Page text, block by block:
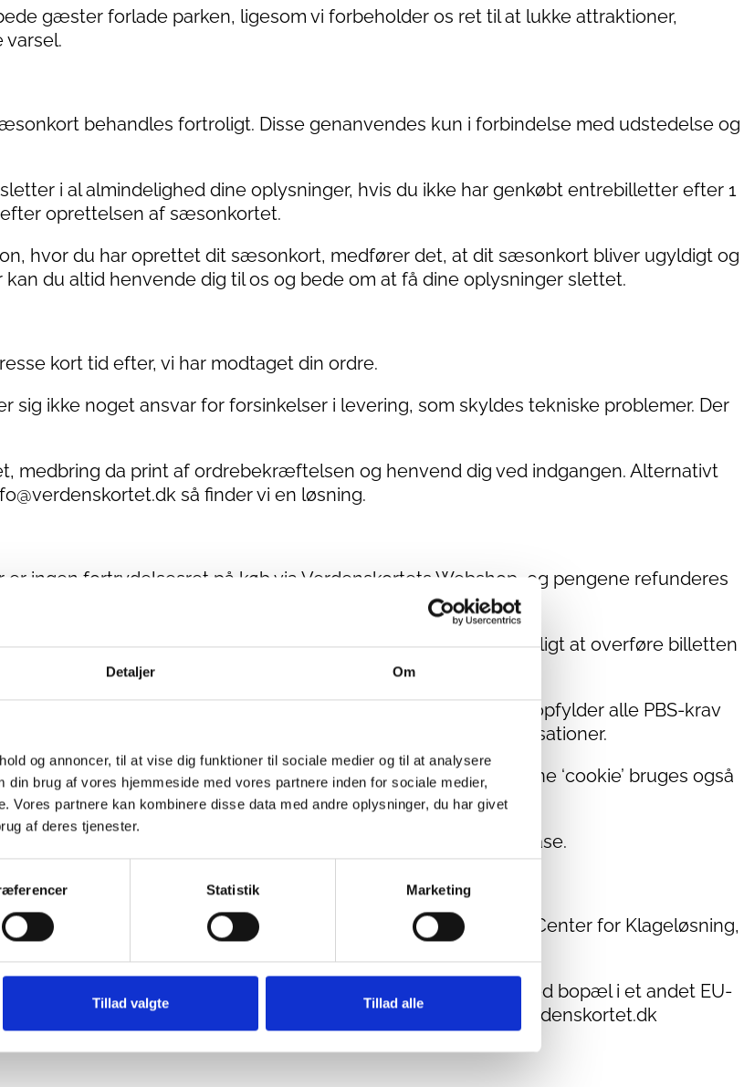
Detaljer Om
og annoncer, til at vise dig funktioner til sociale medier og til at analysere
brug af vores hjemmeside med vores partnere inden for sociale medier,
Vores partnere kan kombinere disse data med andre oplysninger, du har givet
af deres tjenester.
Statistik Marketing
Tillad valgte Tillad alle
gæster forlade parken, ligesom vi forbeholder os ret til at lukke attraktioner,
behandles fortroligt. Disse genanvendes kun i forbindelse med udstedelse og
i al almindelighed dine oplysninger, hvis du ikke har genkøbt entrebilletter efter 1
oprettelsen af sæsonkortet.
hvor du har oprettet dit sæsonkort, medfører det, at dit sæsonkort bliver ugyldigt og
du altid henvende dig til os og bede om at få dine oplysninger slettet.
kort tid efter, vi har modtaget din ordre.
sig ikke noget ansvar for forsinkelser i levering, som skyldes tekniske problemer. Der
medbring da print af ordrebekræftelsen og henvend dig ved indgangen. Alternativt
så finder vi en løsning.
ingen fortrydelsesret på køb via Verdenskortets Webshop, og pengene refunderes
ikke tages i brug i den pågældende sæson, er det ikke muligt at overføre billetten
fuld kryptering af alle kreditkortoplysninger. Denne løsning opfylder alle PBS-krav
blive gjort tilgængelige for andre virksomheder eller organisationer.
i vores webshop placeres en ‘cookie’ på din computer. Denne ‘cookie’ bruges også
annoncering.
data, du har opgivet, placeres på en sikker server i en database.
kan indgives til Konkurrence- og Forbrugerstyrelsens Center for Klageløsning,
Klageløsning via www.forbrug.dk
indgivelse af klage. Det er særlig relevant for forbrugere med bopæl i et andet EU-
af en klage skal du angive vores email adresse info@verdenskortet.dk